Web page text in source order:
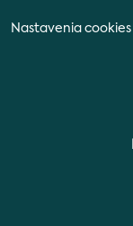
Nastavenia cookies